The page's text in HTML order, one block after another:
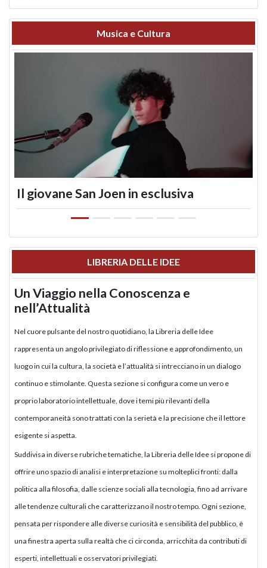
Musica e Cultura
Il giovane San Joen in esclusiva
LIBRERIA DELLE IDEE
Un Viaggio nella Conoscenza e
nell’Attualità
Nel cuore pulsante del nostro quotidiano, la Libreria delle Idee
rappresenta un angolo privilegiato di riflessione e approfondimento, un
luogo in cui la cultura, la società e l’attualità si intrecciano in un dialogo
continuo e stimolante. Questa sezione si configura come un vero e
proprio laboratorio intellettuale, dove i temi più rilevanti della
contemporaneità sono trattati con la serietà e la precisione che il lettore
esigente si aspetta.
Suddivisa in diverse rubriche tematiche, la Libreria delle Idee si propone di
offrire uno spazio di analisi e interpretazione su molteplici fronti: dalla
politica alla filosofia, dalle scienze sociali alla tecnologia, fino ad arrivare
alle tendenze culturali che caratterizzano il nostro tempo. Ogni sezione,
pensata per rispondere alle diverse curiosità e sensibilità del pubblico, è
una finestra aperta sulla realtà che ci circonda, arricchita da contributi di
esperti, intellettuali e osservatori privilegiati.